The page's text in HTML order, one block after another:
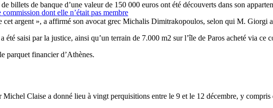
dont elle n’était pas membre
billets de banque d’une valeur de 150 000 euros ont été découverts dans son
cet argent », a affirmé son avocat grec Michalis Dimitrakopoulos, selon qui M. Giorgi
saisi par la justice, ainsi qu’un terrain de 7.000 m2 sur l’île de Paros acheté via ce
parquet financier d’Athènes.
Claise a donné lieu à vingt perquisitions entre le 9 et le 12 décembre, y